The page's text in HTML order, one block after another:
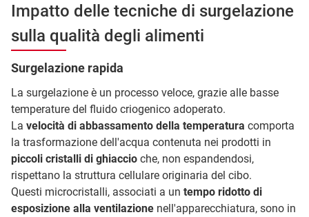
Impatto delle tecniche di surgelazione
sulla qualità degli alimenti
Surgelazione rapida
La surgelazione è un processo veloce, grazie alle basse
temperature del fluido criogenico adoperato.
La velocità di abbassamento della temperatura comporta
la trasformazione dell'acqua contenuta nei prodotti in
piccoli cristalli di ghiaccio che, non espandendosi,
rispettano la struttura cellulare originaria del cibo.
Questi microcristalli, associati a un tempo ridotto di
esposizione alla ventilazione nell'apparecchiatura, sono in